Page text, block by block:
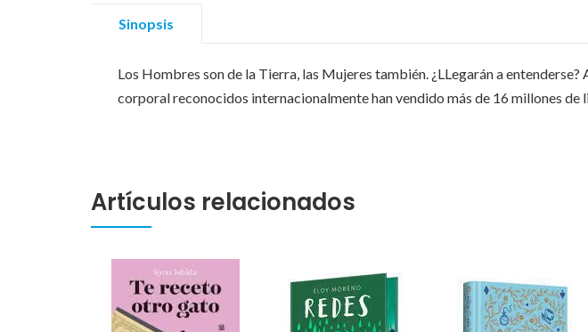
Sinopsis
Los Hombres son de la Tierra, las Mujeres también. ¿LLegarán a
corporal reconocidos internacionalmente han vendido más de 16 millones de
Artículos relacionados